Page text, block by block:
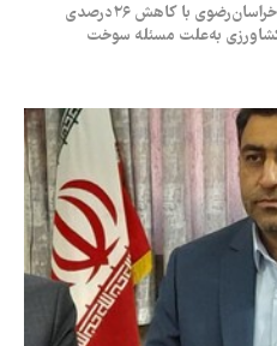
سهمیه سوخت ماشین‌آلات کشاورزی خراسان‌رضوی با کاهش ۲۶درصدی
به‌علت مسئله سوخت